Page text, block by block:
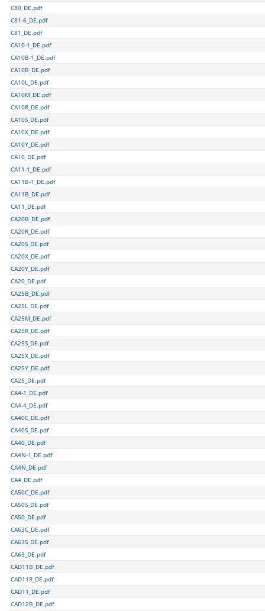
C80_DE.pdf
C81-6_DE.pdf
C81_DE.pdf
CA10-1_DE.pdf
CA10B-1_DE.pdf
CA10B_DE.pdf
CA10L_DE.pdf
CA10M_DE.pdf
CA10R_DE.pdf
CA10S_DE.pdf
CA10X_DE.pdf
CA10Y_DE.pdf
CA10_DE.pdf
CA11-1_DE.pdf
CA11B-1_DE.pdf
CA11B_DE.pdf
CA11_DE.pdf
CA20B_DE.pdf
CA20R_DE.pdf
CA20S_DE.pdf
CA20X_DE.pdf
CA20Y_DE.pdf
CA20_DE.pdf
CA25B_DE.pdf
CA25L_DE.pdf
CA25M_DE.pdf
CA25R_DE.pdf
CA25S_DE.pdf
CA25X_DE.pdf
CA25Y_DE.pdf
CA25_DE.pdf
CA4-1_DE.pdf
CA4-4_DE.pdf
CA40C_DE.pdf
CA40S_DE.pdf
CA40_DE.pdf
CA4N-1_DE.pdf
CA4N_DE.pdf
CA4_DE.pdf
CA50C_DE.pdf
CA50S_DE.pdf
CA50_DE.pdf
CA63C_DE.pdf
CA63S_DE.pdf
CA63_DE.pdf
CAD11B_DE.pdf
CAD11R_DE.pdf
CAD11_DE.pdf
CAD12B_DE.pdf